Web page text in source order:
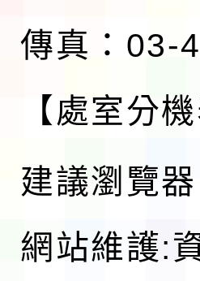
傳真：03-
【處室分機
建議瀏覽
網站維護: